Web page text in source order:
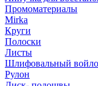
Промоматериалы
Mirka
Круги
Полоски
Листы
Шлифовальный
Рулон